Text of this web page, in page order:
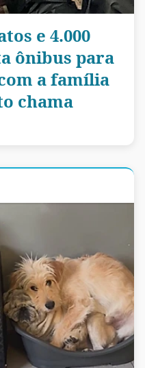
e 4.000
ônibus para
a família
chama